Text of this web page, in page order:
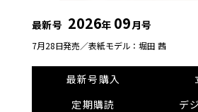
最新号 2026年 09月号
7月28日発売／表紙モデル：堀田 茜
最新号購入
定期購読
デ